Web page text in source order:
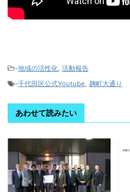
-地域の活性化, 活動報告
-千代田区公式Youtube, 麹町大通り
あわせて読みたい